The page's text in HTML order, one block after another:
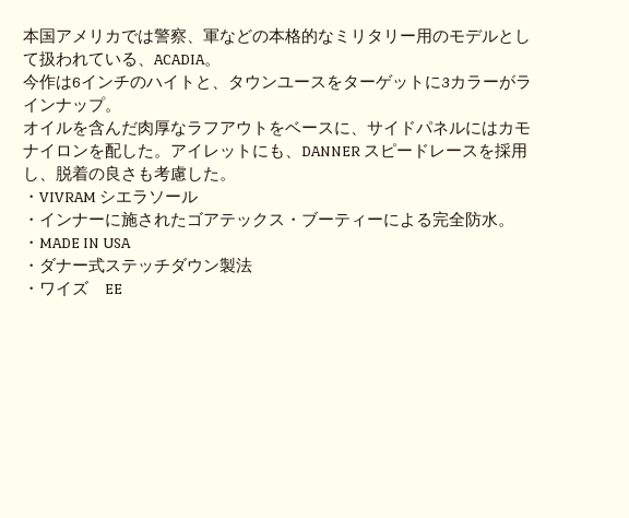
本国アメリカでは警察、軍などの本格的なミリタリー用のモデルとし
て扱われている、ACADIA。
今作は6インチのハイトと、タウンユースをターゲットに3カラーがラ
インナップ。
オイルを含んだ肉厚なラフアウトをベースに、サイドパネルにはカモ
ナイロンを配した。アイレットにも、DANNER スピードレースを採用
し、脱着の良さも考慮した。
・VIVRAM シエラソール
・インナーに施されたゴアテックス・ブーティーによる完全防水。
・MADE IN USA
・ダナー式ステッチダウン製法
・ワイズ EE